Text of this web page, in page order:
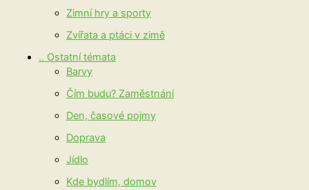
Zimní hry a sporty
Zvířata a ptáci v zimě
.. Ostatní témata
Barvy
Čím budu? Zaměstnání
Den, časové pojmy
Doprava
Jídlo
Kde bydlím, domov